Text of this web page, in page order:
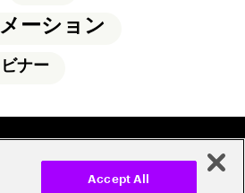
ーション
ナー
使用条項Accept All